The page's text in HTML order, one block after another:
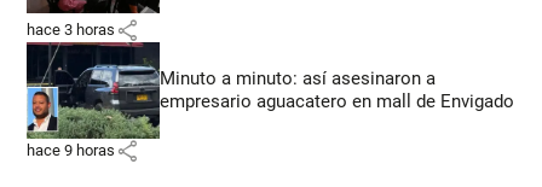
hace 3 horas share
Minuto a minuto: así asesinaron a
empresario aguacatero en mall de Envigado
hace 9 horas share